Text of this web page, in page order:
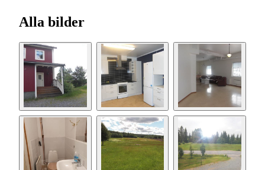
Alla bilder